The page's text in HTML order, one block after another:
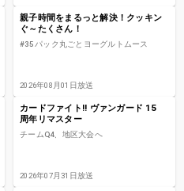
親子時間をまるっと解決！クッキン
ぐ～たくさん！
#35 パック丸ごとヨーグルトムース
2026年08月01日放送
カードファイト!! ヴァンガード 15
周年リマスター
チームQ4、地区大会へ
2026年07月31日放送